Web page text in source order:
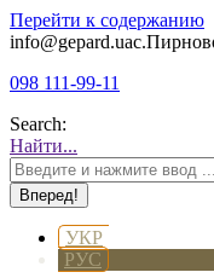
Перейти к содержанию
info@gepard.ua
098 111-99-11
Search:
Найти...
УКР
РУС